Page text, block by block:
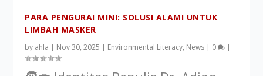
PARA PENGURAI MINI: SOLUSI ALAMI UNTUK
LIMBAH MASKER
by ahla | Nov 30, 2025 | Environmental Literacy, News | 0 |